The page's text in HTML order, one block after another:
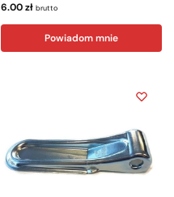
6.00zł brutto
Powiadom mnie